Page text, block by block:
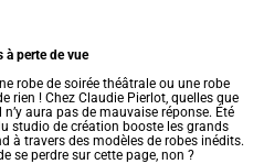
à perte de vue
robe de soiréethéâtrale ou une robe
rien ! Chez Claudie Pierlot, quelles que
aura pas de mauvaise réponse. Été
studio de création booste les grands
à travers des modèles de robes inédits.
se perdre sur cette page, non ?